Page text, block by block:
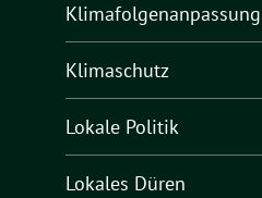
Klimafolgenanpassung
Klimaschutz
Lokale Politik
Lokales Düren